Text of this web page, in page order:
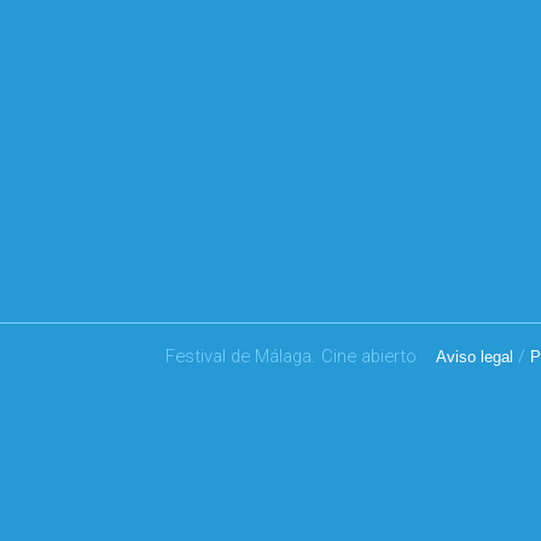
Festival de Málaga. Cine abierto Aviso legal /